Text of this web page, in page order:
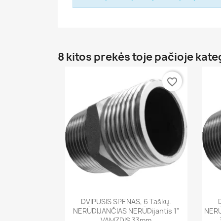
8 kitos prekės toje pačioje
Greita peržiūra
DVIPUSIS SPENAS, 6 Taškų.
NERŪDIJANČIAS NERŪDijantis 1"
favorite_border